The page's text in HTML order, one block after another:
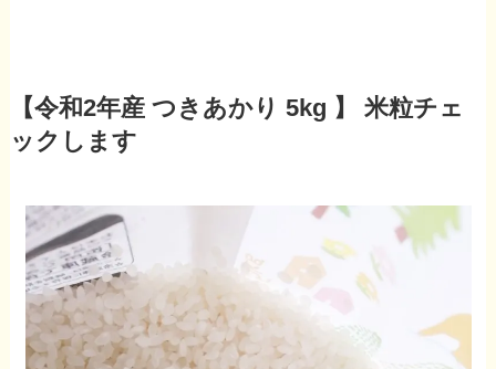
【令和2年産 つきあかり 5kg 】 米粒チェ
ックします